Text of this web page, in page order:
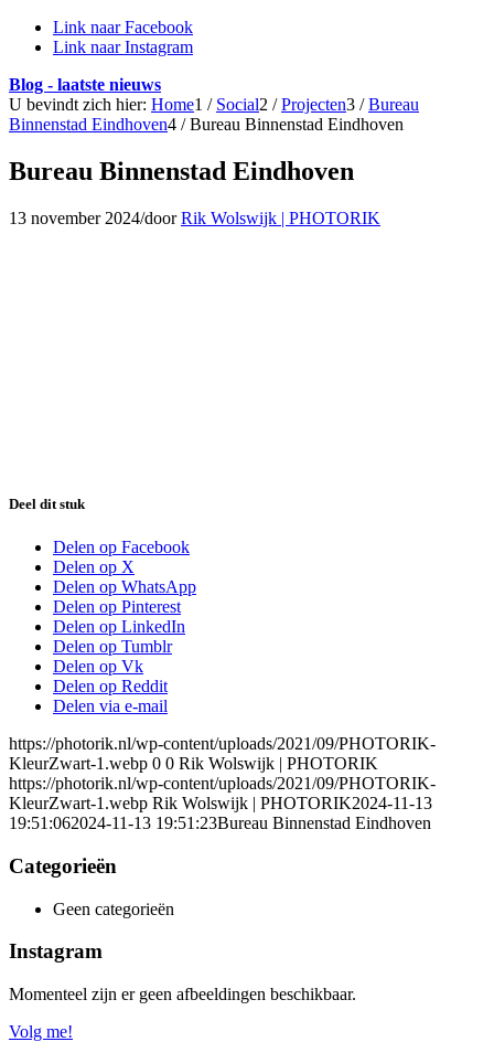
Link naar Facebook
Link naar Instagram
Blog - laatste nieuws
U bevindt zich hier: Home1 / Social2 / Projecten3 / Bureau
Binnenstad Eindhoven4 / Bureau Binnenstad Eindhoven
Bureau Binnenstad Eindhoven
13 november 2024/doorRik Wolswijk | PHOTORIK
Deel dit stuk
Delen op Facebook
Delen op X
Delen op WhatsApp
Delen op Pinterest
Delen op LinkedIn
Delen op Tumblr
Delen op Vk
Delen op Reddit
Delen via e-mail
https://photorik.nl/wp-content/uploads/2021/09/PHOTORIK-
KleurZwart-1.webp 0 0 Rik Wolswijk | PHOTORIK
https://photorik.nl/wp-content/uploads/2021/09/PHOTORIK-
KleurZwart-1.webp Rik Wolswijk | PHOTORIK2024-11-13
19:51:062024-11-13 19:51:23Bureau Binnenstad Eindhoven
Categorieën
Geen categorieën
Instagram
Momenteel zijn er geen afbeeldingen beschikbaar.
Volg me!